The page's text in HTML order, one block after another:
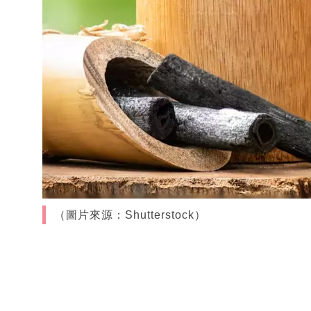
（圖片來源：Shutterstock）